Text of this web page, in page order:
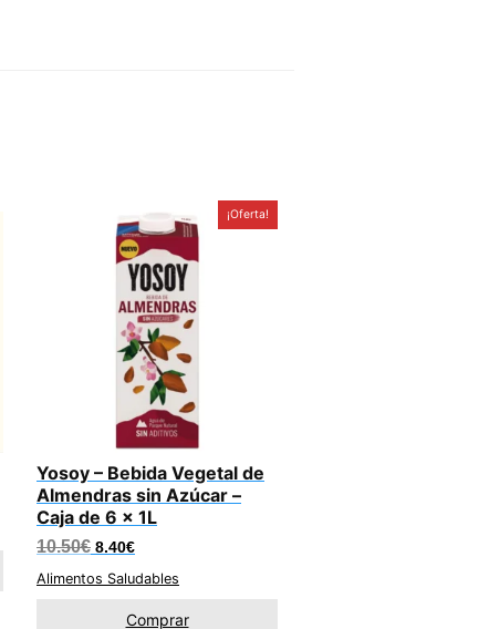
¡Oferta!
Yosoy – Bebida Vegetal de
Almendras sin Azúcar –
Caja de 6 x 1L
10.50€ El
original
10.50€.
8.40€El
actual
Alimentos Saludables
Comprar